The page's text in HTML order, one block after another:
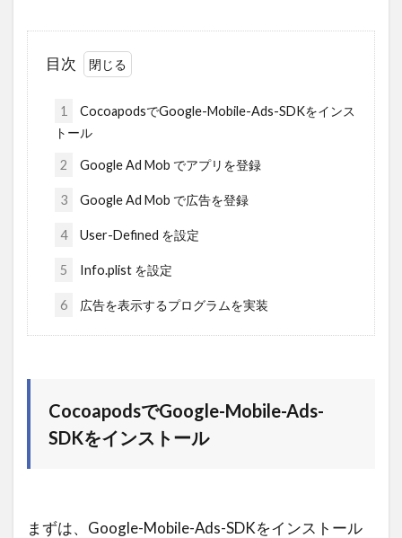
目次
1
CocoapodsでGoogle-Mobile-Ads-SDKをインス
トール
2 Google Ad Mob でアプリを登録
3 Google Ad Mob で広告を登録
4 User-Defined を設定
5 Info.plist を設定
6 広告を表示するプログラムを実装
CocoapodsでGoogle-Mobile-Ads-
SDKをインストール
まずは、Google-Mobile-Ads-SDKをインストール